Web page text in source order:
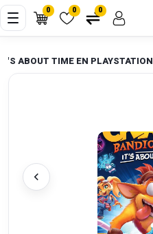
0 0 0
ABOUT TIME EN PLAYSTATION